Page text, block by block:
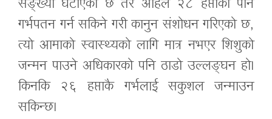
सङ्ख्या घटाएको छ तर अहिले २८ हप्ताको पनि
गर्भपतन गर्न सकिने गरी कानुन संशोधन गरिएको छ,
त्यो आमाको स्वास्थ्यको लागि मात्र नभएर शिशुको
जन्मन पाउने अधिकारको पनि ठाडो उल्लङ्घन हो।
किनकि २६ हप्ताकै गर्भलाई सकुशल जन्माउन
सकिन्छ।